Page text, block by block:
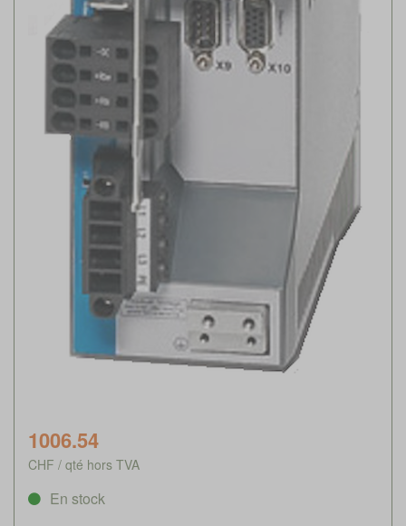
1006.54
CHF / qté hors TVA
En stock